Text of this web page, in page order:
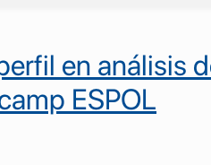
en análisis
ESPOL